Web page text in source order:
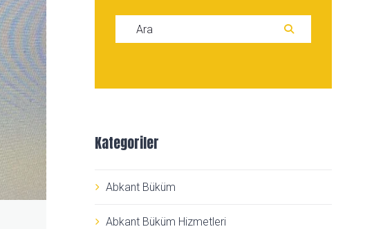
Search for:
Kategoriler
Abkant Büküm
Abkant Büküm Hizmetleri